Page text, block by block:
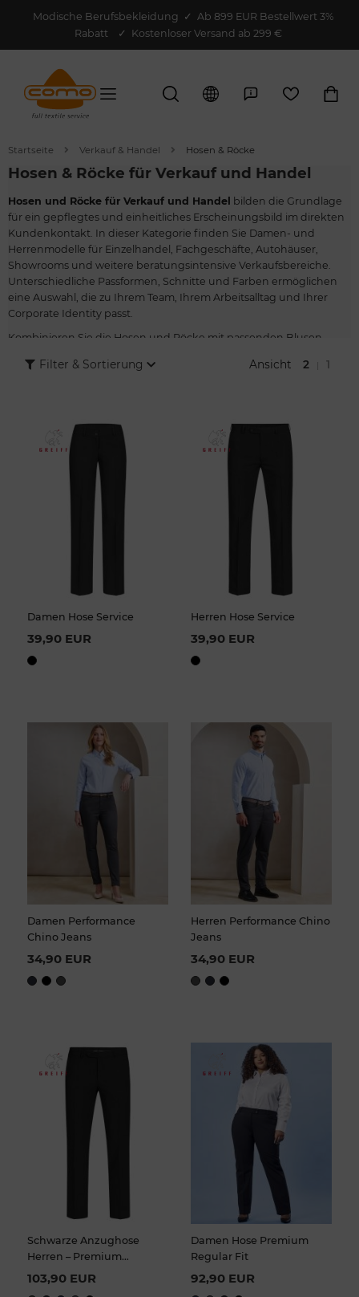
Modische Berufsbekleidung ✓ Ab 899 EUR Bestellwert 3%
Rabatt
✓ Kostenloser Versand ab 299 €
Startseite Verkauf & Handel Hosen & Röcke
Hosen & Röcke für Verkauf und Handel
Hosen und Röcke für Verkauf und Handel bilden die Grundlage
für ein gepflegtes und einheitliches Erscheinungsbild im direkten
Kundenkontakt. In dieser Kategorie finden Sie Damen- und
Herrenmodelle für Einzelhandel, Fachgeschäfte, Autohäuser,
Showrooms und weitere beratungsintensive Verkaufsbereiche.
Unterschiedliche Passformen, Schnitte und Farben ermöglichen
eine Auswahl, die zu Ihrem Team, Ihrem Arbeitsalltag und Ihrer
Corporate Identity passt.
Kombinieren Sie die Hosen und Röcke mit passenden Blusen,
Teambekleidung. COMO Fashion unterstützt Sie bei der Auswahl
Filter & Sortierung Ansicht 2 1
Damen Hose Service
39,90 EUR
Herren Hose Service
39,90 EUR
Damen Performance
Chino Jeans
34,90 EUR
Herren Performance Chino
Jeans
34,90 EUR
Schwarze Anzughose
Herren – Premium
Business Hose Regular Fit
103,90 EUR
Damen Hose Premium
Regular Fit
92,90 EUR